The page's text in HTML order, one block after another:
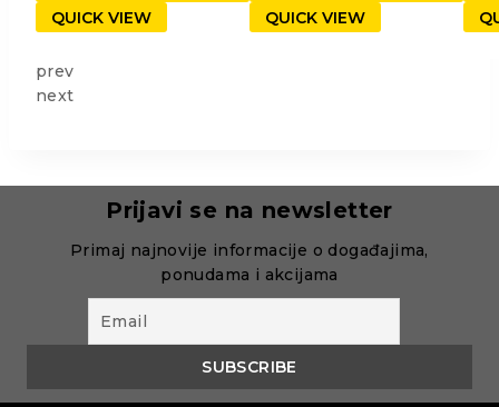
QUICK VIEW
QUICK VIEW
prev
next
Prijavi se na newsletter
Primaj najnovije informacije o događajima,
ponudama i akcijama